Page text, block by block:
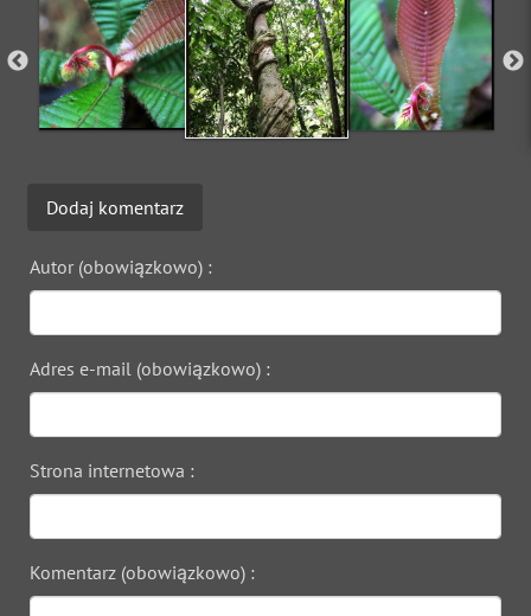
Dodaj komentarz
Autor (obowiązkowo) :
Adres e-mail (obowiązkowo) :
Strona internetowa :
Komentarz (obowiązkowo) :